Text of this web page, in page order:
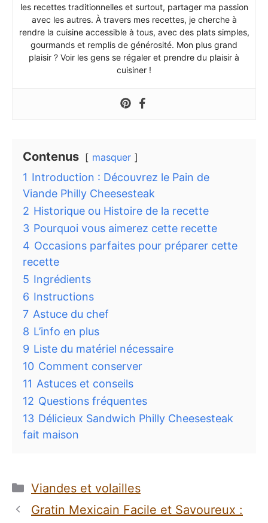
les recettes traditionnelles et surtout, partager ma passion
avec les autres. À travers mes recettes, je cherche à
rendre la cuisine accessible à tous, avec des plats simples,
gourmands et remplis de générosité. Mon plus grand
plaisir ? Voir les gens se régaler et prendre du plaisir à
cuisiner !
Contenus masquer
1 Introduction : Découvrez le Pain de
Viande Philly Cheesesteak
2 Historique ou Histoire de la recette
3 Pourquoi vous aimerez cette recette
4 Occasions parfaites pour préparer cette
recette
5 Ingrédients
6 Instructions
7 Astuce du chef
8 L’info en plus
9 Liste du matériel nécessaire
10 Comment conserver
11 Astuces et conseils
12 Questions fréquentes
13 Délicieux Sandwich Philly Cheesesteak
fait maison
Catégories
Viandes et volailles
Gratin Mexicain Facile et Savoureux :